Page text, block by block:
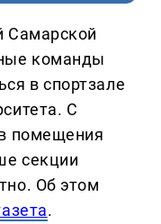
Самарской
команды
в спортзале
С
помещения
секции
Об этом
.